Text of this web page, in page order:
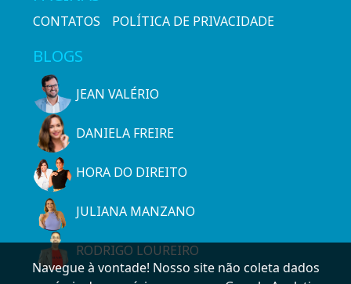
CONTATOS POLÍTICA DE PRIVACIDADE
BLOGS
JEAN VALÉRIO
DANIELA FREIRE
HORA DO DIREITO
JULIANA MANZANO
RODRIGO LOUREIRO
Navegue à vontade! Nosso site não coleta dados